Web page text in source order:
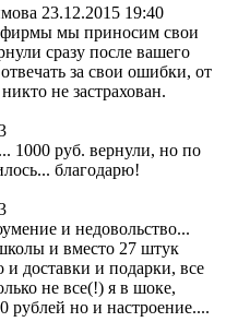
23.12.2015 19:40
мы приносим свои
сразу после вашего
за свои ошибки, от
не застрахован.
1000 руб. вернули, но по
благодарю!
и недовольство...
и вместо 27 штук
и доставки и подарки, все
не все(!) я в шоке,
рублей но и настроение....